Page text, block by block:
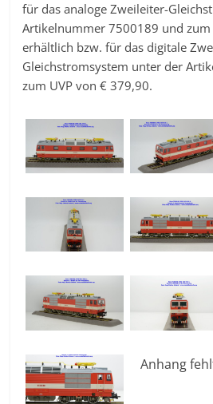
für das analoge Zweileiter-
Artikelnummer 7500189 und zum
erhältlich bzw. für das digitale
Gleichstromsystem unter der
zum UVP von € 379,90.
Anhang